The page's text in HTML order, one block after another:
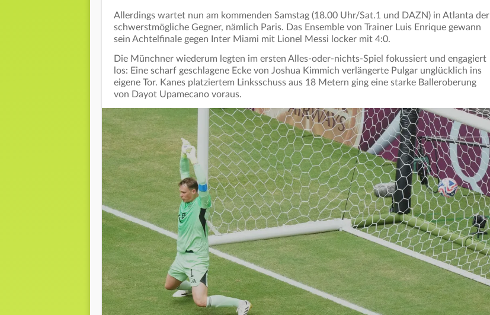
Allerdings wartet nun am kommenden Samstag (18.00 Uhr/Sat.1 und DAZN) in Atlanta der
schwerstmögliche Gegner, nämlich Paris. Das Ensemble von Trainer Luis Enrique gewann
sein Achtelfinale gegen Inter Miami mit Lionel Messi locker mit 4:0.
Die Münchner wiederum legten im ersten Alles-oder-nichts-Spiel fokussiert und engagiert
los: Eine scharf geschlagene Ecke von Joshua Kimmich verlängerte Pulgar unglücklich ins
eigene Tor. Kanes platziertem Linksschuss aus 18 Metern ging eine starke Balleroberung
von Dayot Upamecano voraus.